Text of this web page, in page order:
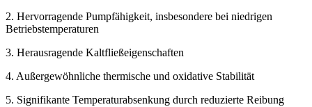
2. Hervorragende Pumpfähigkeit, insbesondere bei niedrigen
Betriebstemperaturen
3. Herausragende Kaltfließeigenschaften
4. Außergewöhnliche thermische und oxidative Stabilität
5. Signifikante Temperaturabsenkung durch reduzierte Reibung